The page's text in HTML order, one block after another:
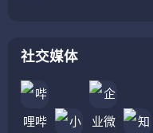
社交媒体